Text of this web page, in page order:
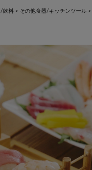
/飲料 > その他食器/キッチンツール >